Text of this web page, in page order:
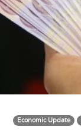
Economic Update